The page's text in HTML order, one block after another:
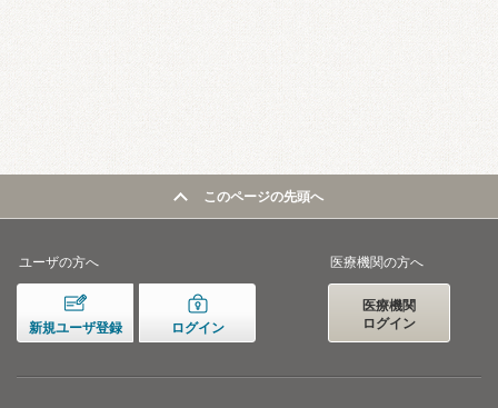
このページの先頭へ
ユーザの方へ
新規ユーザ登録 ログイン
医療機関の方へ
医療機関
ログイン